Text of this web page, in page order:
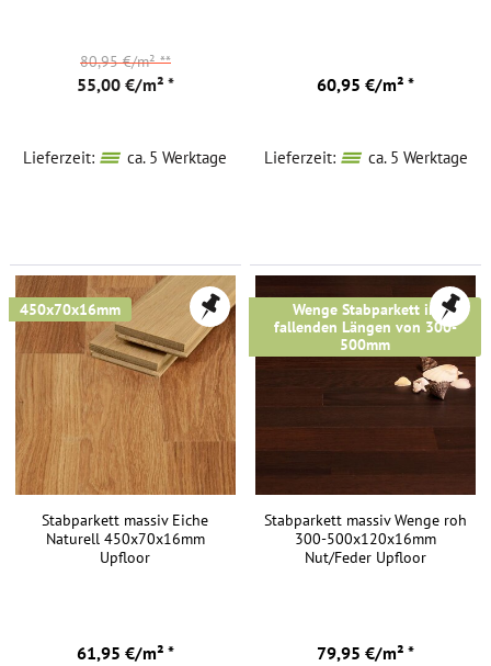
55,00 €/m² *
80,95 €/m²**
Lieferzeit: ca. 5 Werktage
60,95 €/m² *
Lieferzeit: ca. 5 Werktage
450x70x16mm
Stabparkett massiv Eiche
Naturell 450x70x16mm
Upfloor
61,95 €/m² *
Wenge Stabparkett in
fallenden Längen von 300-
500mm
Stabparkett massiv Wenge roh
300-500x120x16mm
Nut/Feder Upfloor
79,95 €/m² *